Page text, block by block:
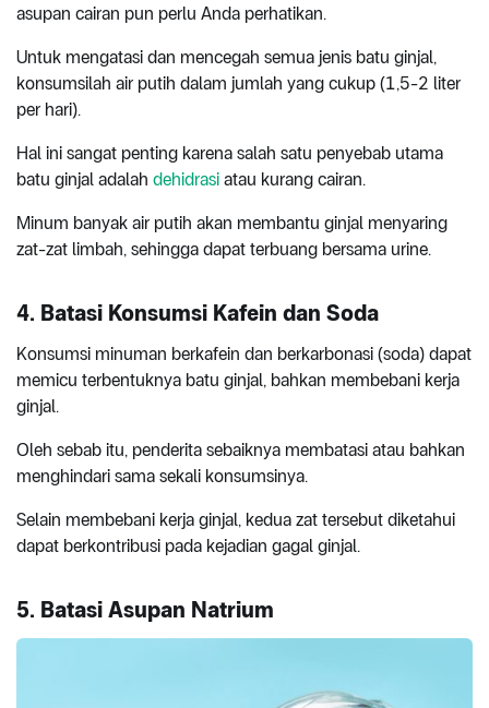
asupan cairan pun perlu Anda perhatikan.
Untuk mengatasi dan mencegah semua jenis batu ginjal,
konsumsilah air putih dalam jumlah yang cukup (1,5-2 liter
per hari).
Hal ini sangat penting karena salah satu penyebab utama
batu ginjal adalah dehidrasi atau kurang cairan.
Minum banyak air putih akan membantu ginjal menyaring
zat-zat limbah, sehingga dapat terbuang bersama urine.
4. Batasi Konsumsi Kafein dan Soda
Konsumsi minuman berkafein dan berkarbonasi (soda) dapat
memicu terbentuknya batu ginjal, bahkan membebani kerja
ginjal.
Oleh sebab itu, penderita sebaiknya membatasi atau bahkan
menghindari sama sekali konsumsinya.
Selain membebani kerja ginjal, kedua zat tersebut diketahui
dapat berkontribusi pada kejadian gagal ginjal.
5. Batasi Asupan Natrium